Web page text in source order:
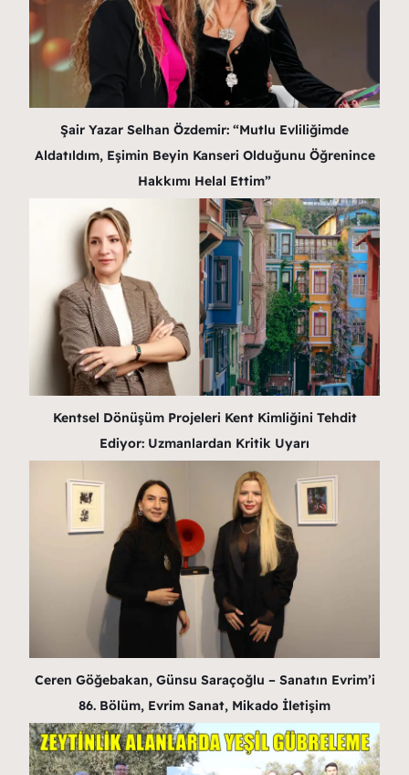
Şair Yazar Selhan Özdemir: “Mutlu Evliliğimde
Aldatıldım, Eşimin Beyin Kanseri Olduğunu Öğrenince
Hakkımı Helal Ettim”
Kentsel Dönüşüm Projeleri Kent Kimliğini Tehdit
Ediyor: Uzmanlardan Kritik Uyarı
Ceren Göğebakan, Günsu Saraçoğlu – Sanatın Evrim’i
86. Bölüm, Evrim Sanat, Mikado İletişim